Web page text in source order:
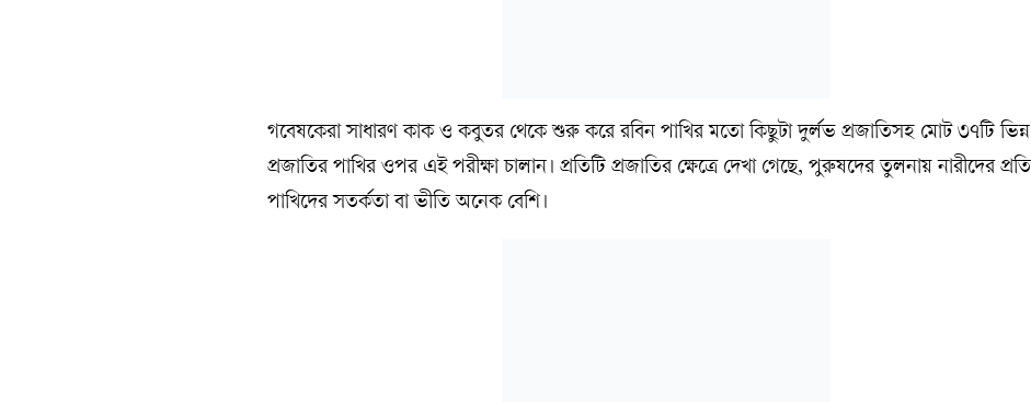
গবেষকেরা সাধারণ কাক ও কবুতর থেকে শুরু করে রবিন পাখির মতো কিছুটা দুর্লভ প্রজাতিসহ মোট ৩৭টি ভিন্ন
প্রজাতির পাখির ওপর এই পরীক্ষা চালান। প্রতিটি প্রজাতির ক্ষেত্রে দেখা গেছে, পুরুষদের তুলনায় নারীদের প্রতি
পাখিদের সতর্কতা বা ভীতি অনেক বেশি।